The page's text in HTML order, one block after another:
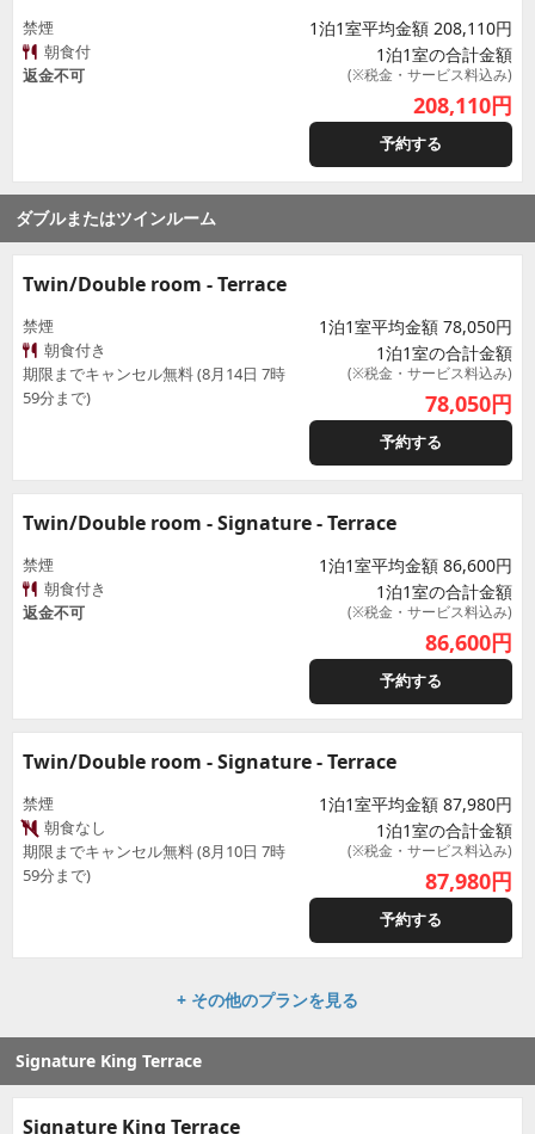
禁煙
朝食付
返金不可
1泊1室平均金額 208,110円
1泊1室の合計金額
(※税金・サービス料込み)
208,110円
予約する
ダブルまたはツインルーム
Twin/Double room - Terrace
禁煙
朝食付き
期限までキャンセル無料 (8月14日 7時
59分まで)
1泊1室平均金額 78,050円
1泊1室の合計金額
(※税金・サービス料込み)
78,050円
予約する
Twin/Double room - Signature - Terrace
禁煙
朝食付き
返金不可
1泊1室平均金額 86,600円
1泊1室の合計金額
(※税金・サービス料込み)
86,600円
予約する
Twin/Double room - Signature - Terrace
禁煙
朝食なし
期限までキャンセル無料 (8月10日 7時
59分まで)
1泊1室平均金額 87,980円
1泊1室の合計金額
(※税金・サービス料込み)
87,980円
予約する
+ その他のプランを見る
Signature King Terrace
Signature King Terrace